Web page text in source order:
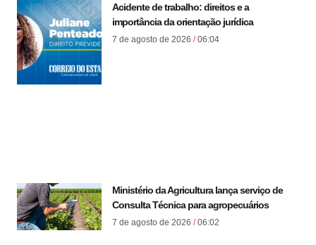
Acidente de trabalho: direitos e a
importância da orientação jurídica
7 de agosto de 2026 06:04
Ministério da Agricultura lança serviço de
Consulta Técnica para agropecuários
7 de agosto de 2026 06:02